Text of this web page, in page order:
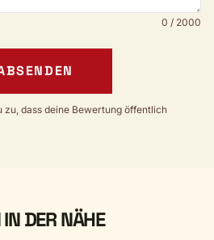
0 / 2000
zu, dass deine Bewertung öffentlich
DER NÄHE